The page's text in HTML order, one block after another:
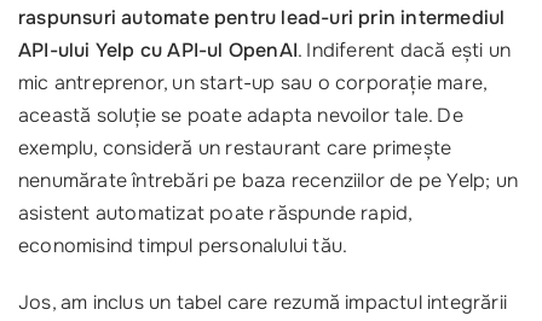
raspunsuri automate pentru lead-uri prin intermediul
API-ului Yelp cu API-ul OpenAI. Indiferent dacă ești un
mic antreprenor, un start-up sau o corporație mare,
această soluție se poate adapta nevoilor tale. De
exemplu, consideră un restaurant care primește
nenumărate întrebări pe baza recenziilor de pe Yelp; un
asistent automatizat poate răspunde rapid,
economisind timpul personalului tău.
Jos, am inclus un tabel care rezumă impactul integrării